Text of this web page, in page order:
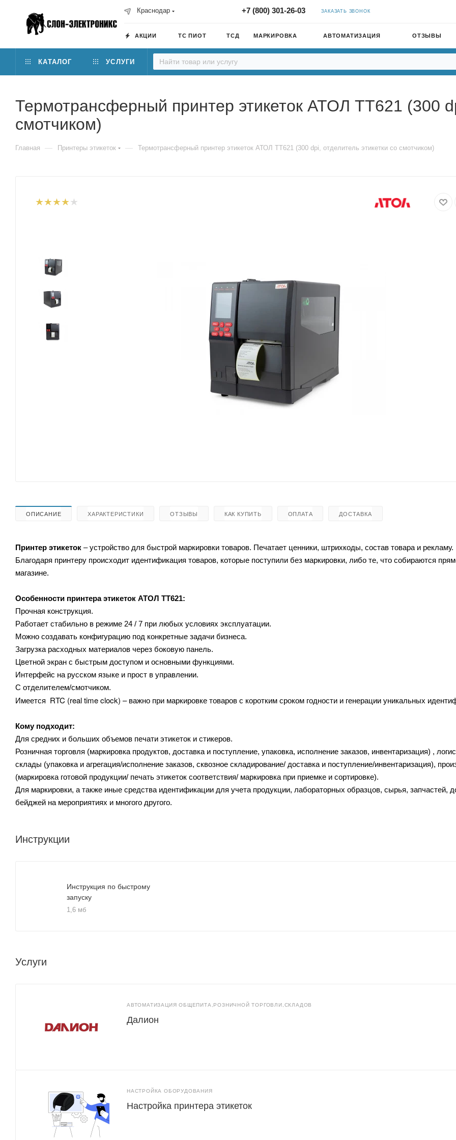
Краснодар +7 (800) 301-26-03 ЗАКАЗАТЬ ЗВОНОК
АКЦИИ ТС ПИОТ ТСД МАРКИРОВКА АВТОМАТИЗАЦИЯ ОТЗЫВЫ
КАТАЛОГ УСЛУГИ
Термотрансферный принтер этикеток АТОЛ TT621 (300
смотчиком)
Главная — Принтеры этикеток — Термотрансферный принтер этикеток АТОЛ TT621 (300 dpi, отделитель этикетки со смотчиком)
ОПИСАНИЕ ХАРАКТЕРИСТИКИ ОТЗЫВЫ КАК КУПИТЬ ОПЛАТА ДОСТАВКА
Принтер этикеток – устройство для быстрой маркировки товаров. Печатает ценники, штрихкоды, состав товара и рекламу.
Благодаря принтеру происходит идентификация товаров, которые поступили без маркировки, либо те, что собираются
магазине.
Особенности принтера этикеток АТОЛ ТТ621:
Прочная конструкция.
Работает стабильно в режиме 24 / 7 при любых условиях эксплуатации.
Можно создавать конфигурацию под конкретные задачи бизнеса.
Загрузка расходных материалов через боковую панель.
Цветной экран с быстрым доступом и основными функциями.
Интерфейс на русском языке и прост в управлении.
С отделителем/смотчиком.
Имеется RTC (real time clock) – важно при маркировке товаров с коротким сроком годности и генерации уникальных
Кому подходит:
Для средних и больших объемов печати этикеток и стикеров.
Розничная торговля (маркировка продуктов, доставка и поступление, упаковка, исполнение заказов, инвентаризация) ,
склады (упаковка и агрегация/исполнение заказов, сквозное складирование/ доставка и поступление/инвентаризация),
(маркировка готовой продукции/ печать этикеток соответствия/ маркировка при приемке и сортировке).
Для маркировки, а также иные средства идентификации для учета продукции, лабораторных образцов, сырья, запчастей,
бейджей на мероприятиях и многого другого.
Инструкции
Инструкция по быстрому
запуску
1,6 мб
Услуги
АВТОМАТИЗАЦИЯ ОБЩЕПИТА,РОЗНИЧНОЙ ТОРГОВЛИ,СКЛАДОВ
Далион
НАСТРОЙКА ОБОРУДОВАНИЯ
Настройка принтера этикеток